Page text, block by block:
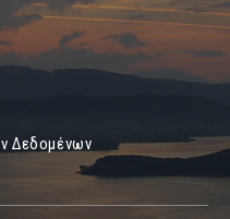
Δεδομένων